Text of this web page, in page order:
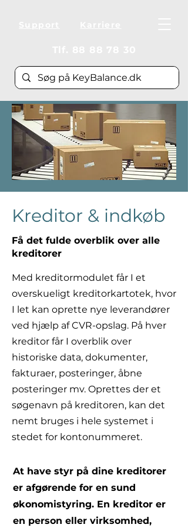
Kreditor & indkøb
Få det fulde overblik over alle
kreditorer
Med kreditormodulet får I et
overskueligt kreditorkartotek, hvor
I let kan oprette nye leverandører
ved hjælp af CVR-opslag. På hver
kreditor får I overblik over
historiske data, dokumenter,
fakturaer, posteringer, åbne
posteringer mv. Oprettes der et
søgenavn på kreditoren, kan det
nemt bruges i hele systemet i
stedet for kontonummeret.
At have styr på dine kreditorer
er afgørende for en sund
økonomistyring. En kreditor er
en person eller virksomhed,